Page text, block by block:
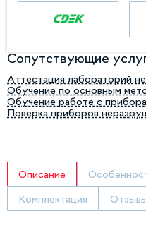
Сопутствующие
Аттестация лабораторий
Обучение по основным
Обучение работе с
Поверка приборов
Описание
Комплектация